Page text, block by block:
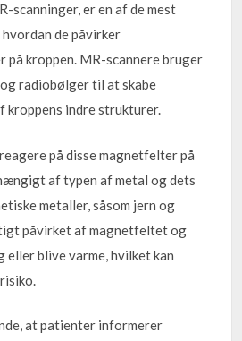
scanninger, er en af de mest
de påvirker
på kroppen. MR-scannere bruger
radiobølger til at skabe
kroppens indre strukturer.
på disse magnetfelter på
af typen af metal og dets
metaller, såsom jern og
påvirket af magnetfeltet og
blive varme, hvilket kan
at patienter informerer